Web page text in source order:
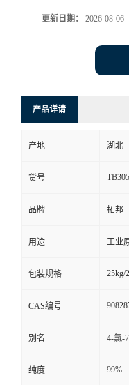
更新日期： 2026-08-06
产品详请
产地 湖北
货号
品牌 拓邦
用途 工业
包装规格 25kg/
CAS编号
别名 4-氯-
纯度 99%